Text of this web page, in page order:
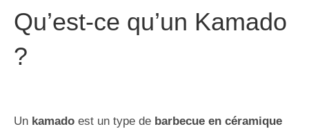
Qu’est-ce qu’un Kamado
?
Un kamado est un type de barbecue en céramique